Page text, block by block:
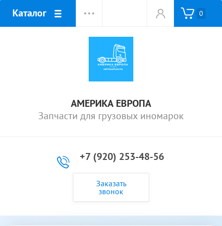
Каталог 0
АМЕРИКА ЕВРОПА
Запчасти для грузовых иномарок
+7 (920) 253-48-56
Заказать
звонок